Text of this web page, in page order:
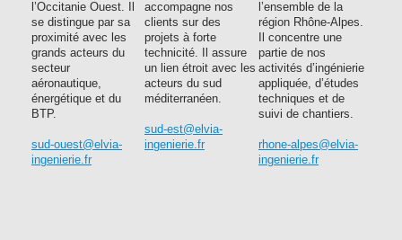
l’Occitanie Ouest. Il
se distingue par sa
proximité avec les
grands acteurs du
secteur
aéronautique,
énergétique et du
BTP.
sud-ouest@elvia-
ingenierie.fr
accompagne nos
clients sur des
projets à forte
technicité. Il assure
un lien étroit avec les
acteurs du sud
méditerranéen.
sud-est@elvia-
ingenierie.fr
l’ensemble de la
région Rhône-Alpes.
Il concentre une
partie de nos
activités d’ingénierie
appliquée, d’études
techniques et de
suivi de chantiers.
rhone-alpes@elvia-
ingenierie.fr